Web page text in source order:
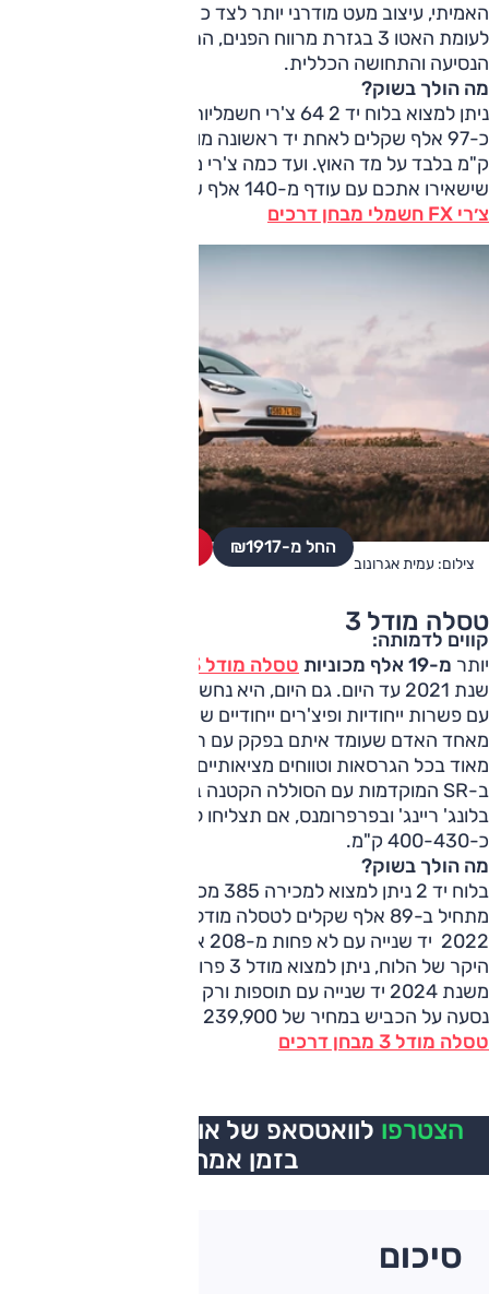
האמיתי, עיצוב מעט מודרני יותר לצד כמה מגרעות בולטות
לעומת האטו 3 בגזרת מרווח הפנים, התנהלות המערכות, נוחות
הנסיעה והתחושה הכללית.
מה הולך בשוק?
ניתן למצוא בלוח יד 2 64 צ'רי חשמליות למכירה, ממחיר של
שישאירו אתכם עם עודף מ-140 אלף שקלים.
צ׳רי FX חשמלי מבחן דרכים
צילום: עמית אגרונוב
החל מ-₪1917
טסלה מודל 3
קווים לדמותה:
יותר מ-19 אלף מכוניות טסלה מודל 3
שנת 2021 עד היום. גם היום, היא נחשבת למכונית פורצת דרך
עם פשרות ייחודיות ופיצ'רים ייחודיים שמבדילים בעלי טסלה
מאחד האדם שעומד איתם בפקק עם רכב אחר. לביצועים טובים
בלונג' ריינג' ובפרפרומנס, אם תצליחו לנהוג במתינות תקבלו
כ-400-430 ק"מ.
מה הולך בשוק?
בלוח יד 2 ניתן למצוא למכירה 385 מכוניות מהדגם הזה. המחיר
2022 יד שנייה עם לא פחות מ-208 אלף ק"מ על מד האוץ. בצד
נסעה על הכביש במחיר של 239,900 שקלים.
טסלה מודל 3 מבחן דרכים
הצטרפו לוואטסאפ של אוטו, כל העדכונים
בזמן אמת
סיכום